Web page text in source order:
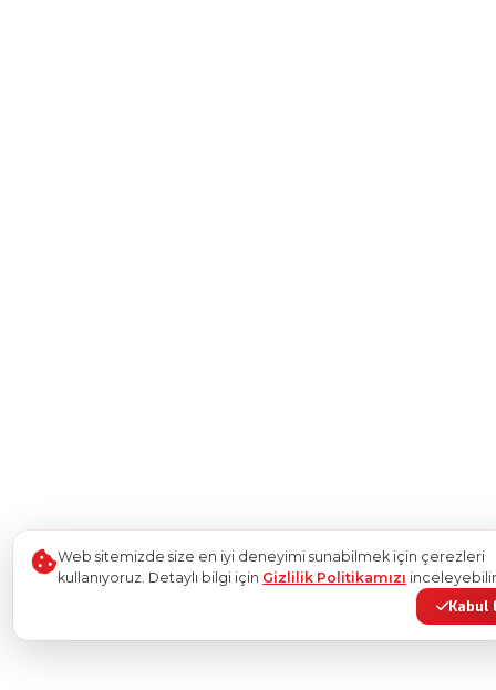
Web sitemizde size en iyi deneyimi sunabilmek için çerezleri
kullanıyoruz. Detaylı bilgi için Gizlilik Politikamızı
Kabul